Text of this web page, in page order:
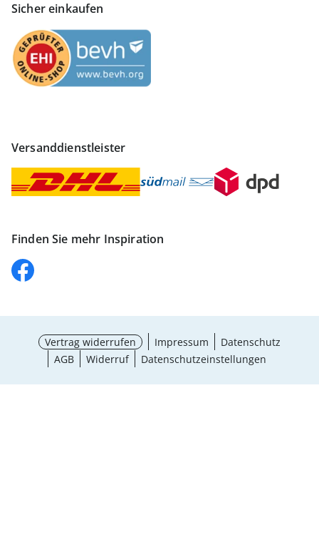
Sicher einkaufen
Versanddienstleister
Finden Sie mehr Inspiration
Vertrag widerrufen Impressum
Datenschutz
AGB
Widerruf Datenschutzeinstellungen